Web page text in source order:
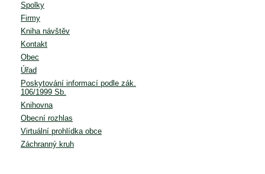
Spolky
Firmy
Kniha návštěv
Kontakt
Obec
Úřad
Poskytování informací podle zák.
106/1999 Sb.
Knihovna
Obecní rozhlas
Virtuální prohlídka obce
Záchranný kruh